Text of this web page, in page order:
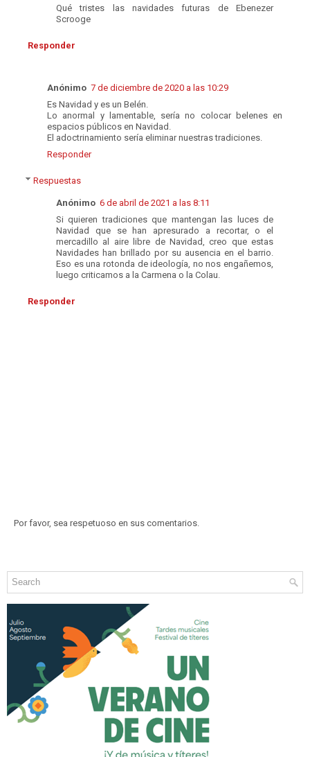
Qué tristes las navidades futuras de Ebenezer
Scrooge
Responder
Anónimo 7 de diciembre de 2020 a las 10:29
Es Navidad y es un Belén.
Lo anormal y lamentable, sería no colocar belenes en
espacios públicos en Navidad.
El adoctrinamiento sería eliminar nuestras tradiciones.
Responder
Respuestas
Anónimo 6 de abril de 2021 a las 8:11
Si quieren tradiciones que mantengan las luces de
Navidad que se han apresurado a recortar, o el
mercadillo al aire libre de Navidad, creo que estas
Navidades han brillado por su ausencia en el barrio.
Eso es una rotonda de ideología, no nos engañemos,
luego criticamos a la Carmena o la Colau.
Responder
Por favor, sea respetuoso en sus comentarios.